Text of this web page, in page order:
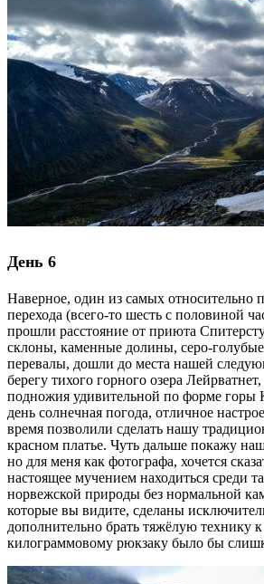
День 6
Наверное, один из самых относительно
перехода (всего-то шесть с половиной
прошли расстояние от приюта
склоны, каменные долины, серо-
перевалы, дошли до места нашей
берегу тихого горного озера
подножия удивительной по форме горы
день солнечная погода, отличное
время позволили сделать нашу
красном платье. Чуть дальше покажу
но для меня как фотографа, хочется
настоящее мучением находиться среди
норвежской природы без нормальной
которые вы видите, сделаны
дополнительно брать тяжёлую технику
килограммовому рюкзаку было бы